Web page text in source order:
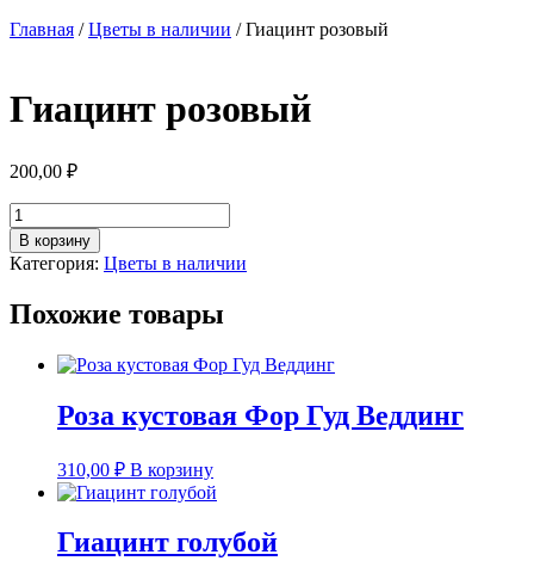
Главная /Цветы в наличии / Гиацинт розовый
Гиацинт розовый
200,00 ₽
Количество
товара
Гиацинт
розовый
В корзину
Категория: Цветы в наличии
Похожие товары
Роза кустовая Фор Гуд Веддинг
310,00 ₽ В корзину
Гиацинт голубой